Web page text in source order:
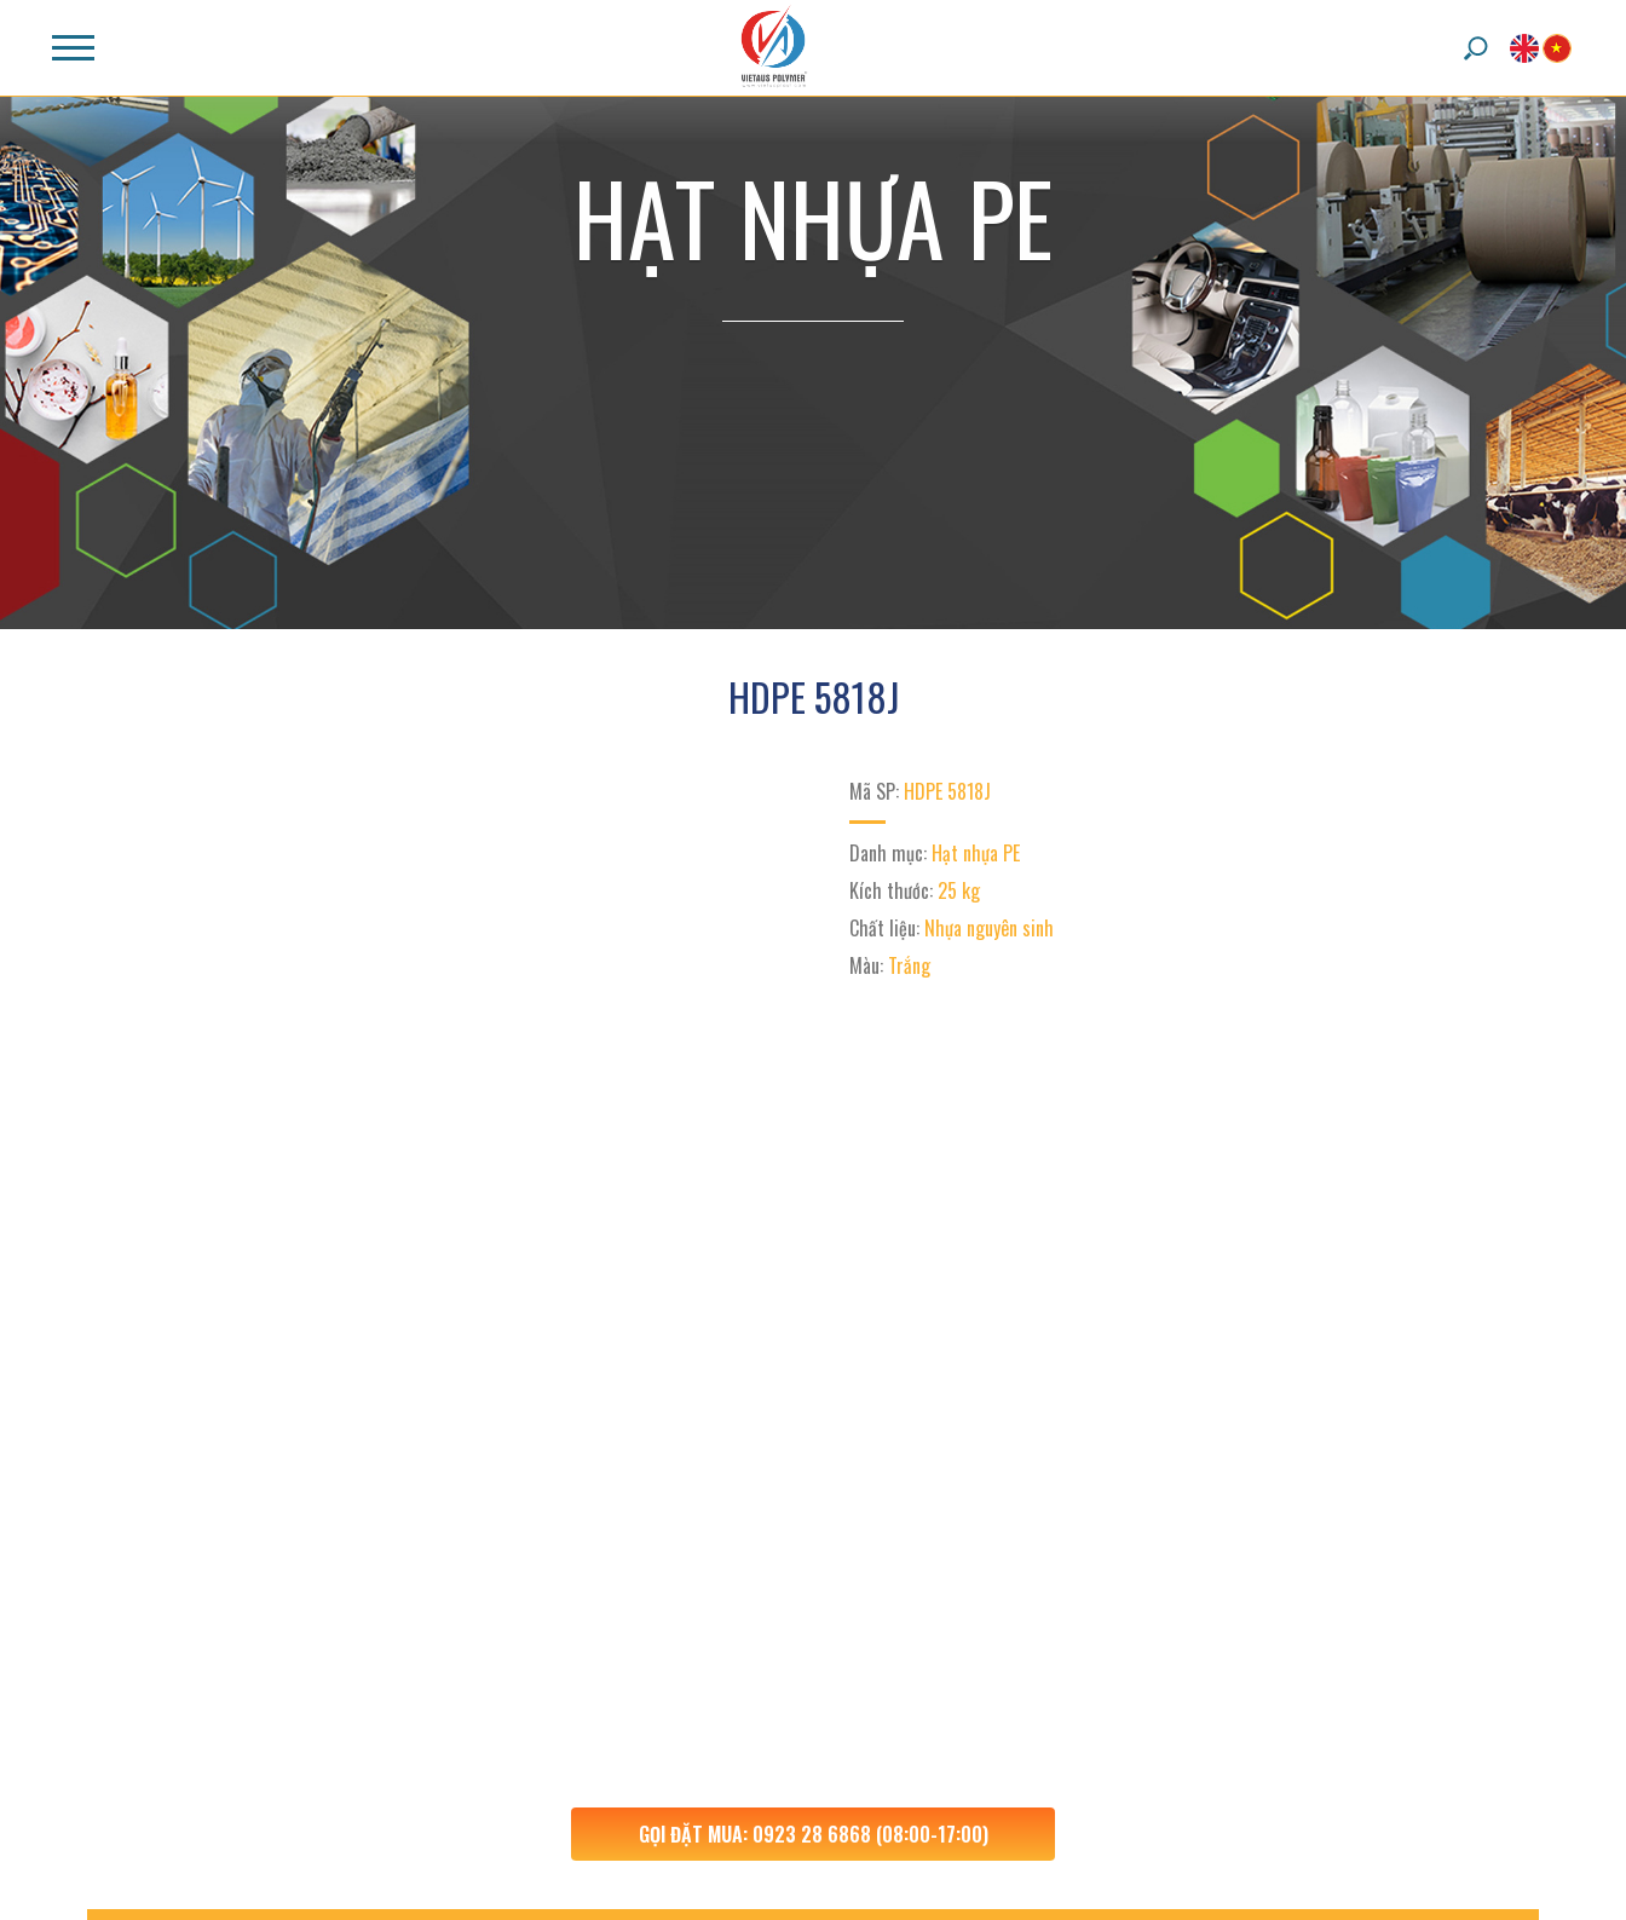
HẠT NHỰA PE
HDPE 5818J
Mã SP: HDPE 5818J
Danh mục: Hạt nhựa PE
Kích thước: 25 kg
Chất liệu: Nhựa nguyên sinh
Màu: Trắng
GỌI ĐẶT MUA: 0923 28 6868 (08:00-17:00)